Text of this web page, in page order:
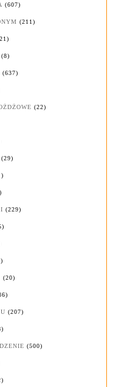
(607)
(211)
(8)
(637)
(22)
(29)
(229)
(20)
(207)
(500)